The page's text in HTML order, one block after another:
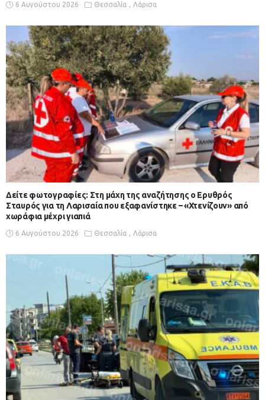
6 Αυγούστου 2026 Θεσσαλία Λάρισα
Δείτε φωτογραφίες: Στη μάχη της αναζήτησης ο Ερυθρός
Σταυρός για τη Λαρισαία που εξαφανίστηκε – «Χτενίζουν» από
χωράφια μέχρι γιαπιά
6 Αυγούστου 2026 Θεσσαλία Λάρισα